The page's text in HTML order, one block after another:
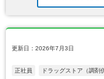
更新日：2026年7月3日
正社員 ドラッグストア（調剤